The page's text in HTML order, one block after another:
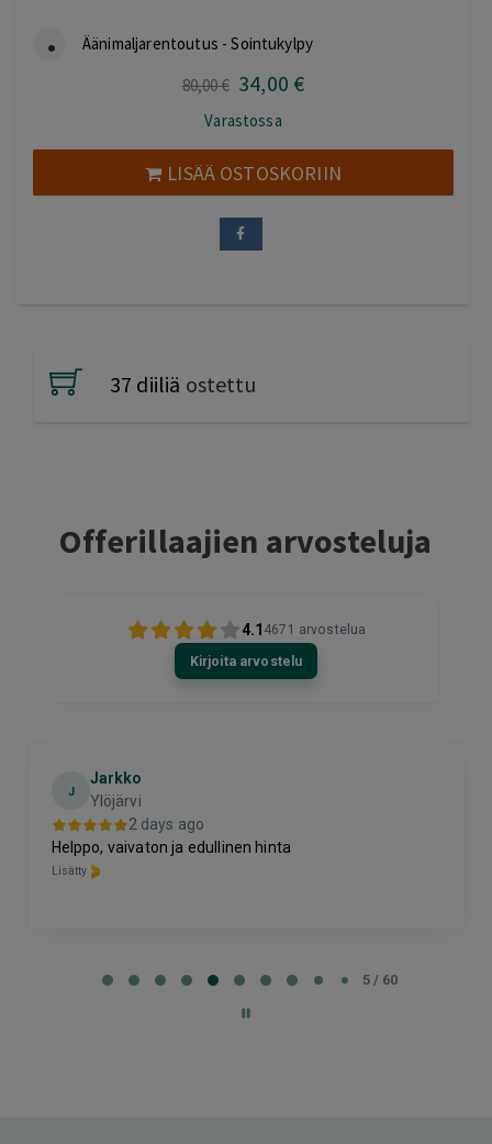
Äänimaljarentoutus - Sointukylpy
80,00€ Alkuperäinen
oli:
80,00 €.
34,00 €Nykyinen
34,00 €.
Varastossa
LISÄÄ OSTOSKORIIN
37 diiliä ostettu
Offerillaajien arvosteluja
4.1 4671 arvostelua
Kirjoita arvostelu
J
Jarkko
Ylöjärvi
2 days ago
Helppo, vaivaton ja edullinen hinta
Lisätty
5 / 60